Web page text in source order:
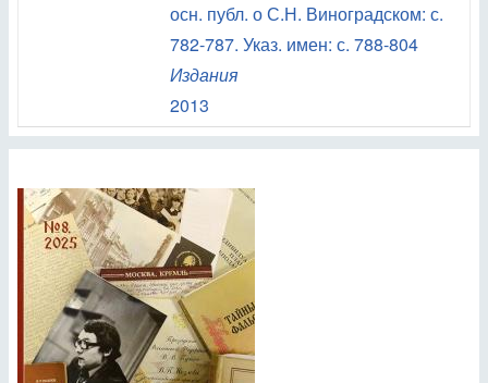
осн. публ. о С.Н. Виноградском: с.
782-787. Указ. имен: с. 788-804
Издания
2013